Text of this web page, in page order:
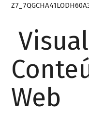
Web